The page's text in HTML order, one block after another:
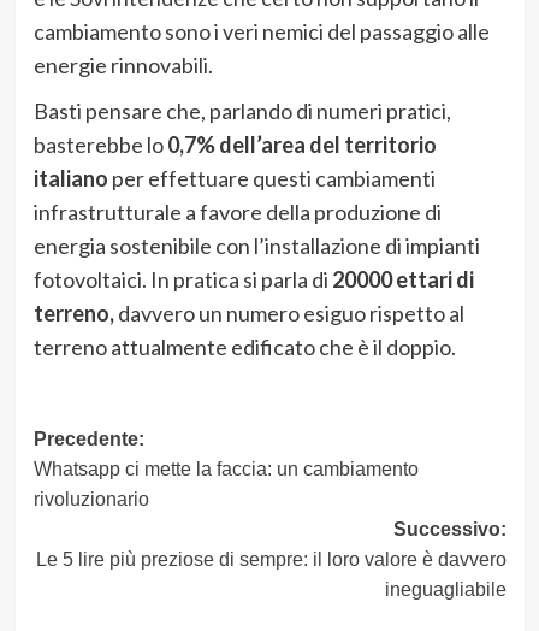
cambiamento sono i veri nemici del passaggio alle
energie rinnovabili.
Basti pensare che, parlando di numeri pratici,
basterebbe lo0,7% dell’area del territorio
italiano per effettuare questi cambiamenti
infrastrutturale a favore della produzione di
energia sostenibile con l’installazione di impianti
fotovoltaici. In pratica si parla di 20000 ettari di
terreno,davvero un numero esiguo rispetto al
terreno attualmente edificato che è il doppio.
Navigazione
articolo
Precedente:
Whatsapp ci mette la faccia: un cambiamento
rivoluzionario
Successivo:
Le 5 lire più preziose di sempre: il loro valore è davvero
ineguagliabile